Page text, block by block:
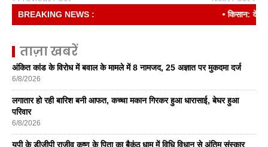
BREAKING NEWS : • किसान: देश की रीढ़
ताज़ा खबरें
अंकित कांड के विरोध में बवाल के मामले में 8 नामजद, 25 अज्ञात पर मुकदमा दर्ज
6/8/2026
लगातार हो रही बारिश बनी आफत, कच्चा मकान गिरकर हुआ धारासाई, बेघर हुआ
परिवार
6/8/2026
यूपी के डीजीपी राजीव कृष्ण के पिता का बैकुंठ धाम में विधि विधान से अंतिम संस्कार